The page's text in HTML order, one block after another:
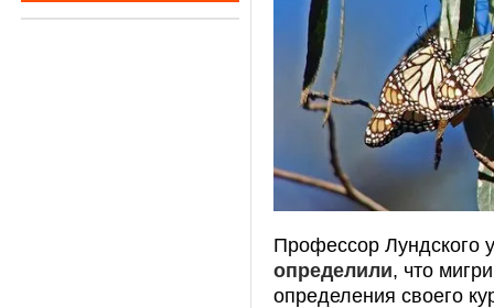
Профессор Лундского
определили, что
определения своего